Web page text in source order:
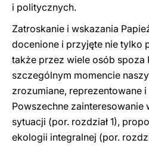
i politycznych.
Zatroskanie i wskazania
docenione i przyjęte nie tylko
także przez wiele osób spoza
szczególnym momencie
zrozumiane, reprezentowane
Powszechne zainteresowanie
sytuacji (por. rozdział 1),
ekologii integralnej (por.